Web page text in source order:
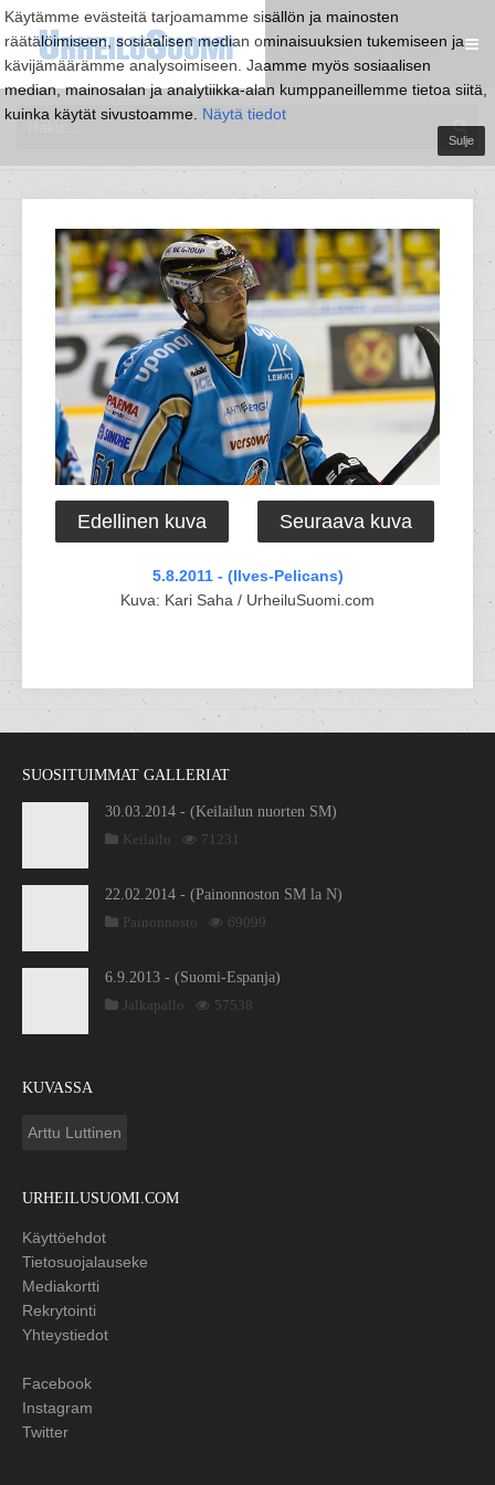
Käytämme evästeitä tarjoamamme sisällön ja mainosten
räätälöimiseen, sosiaalisen median ominaisuuksien tukemiseen ja
kävijämäärämme analysoimiseen. Jaamme myös sosiaalisen
median, mainosalan ja analytiikka-alan kumppaneillemme tietoa siitä,
kuinka käytät sivustoamme. Näytä tiedot
Sulje
Edellinen kuva Seuraava kuva
5.8.2011 - (Ilves-Pelicans)
Kuva: Kari Saha / UrheiluSuomi.com
SUOSITUIMMAT GALLERIAT
30.03.2014 - (Keilailun nuorten SM)
Keilailu
71231
22.02.2014 - (Painonnoston SM la N)
Painonnosto
69099
6.9.2013 - (Suomi-Espanja)
Jalkapallo
57538
KUVASSA
Arttu Luttinen
URHEILUSUOMI.COM
Käyttöehdot
Tietosuojalauseke
Mediakortti
Rekrytointi
Yhteystiedot
Facebook
Instagram
Twitter